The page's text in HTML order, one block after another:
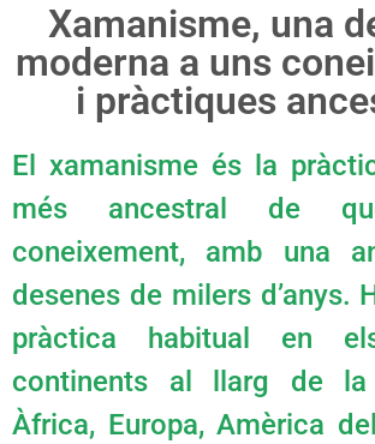
Xamanisme, una
moderna a uns
i pràctiques
El xamanisme és la
més ancestral de
coneixement, amb una
desenes de milers d’anys.
pràctica habitual en
continents al llarg de
Àfrica, Europa, Amèrica